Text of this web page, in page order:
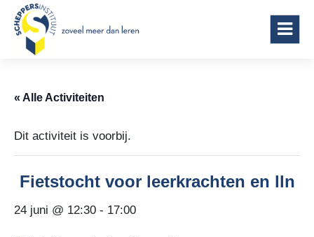
« Alle Activiteiten
Dit activiteit is voorbij.
Fietstocht voor leerkrachten en lln
24 juni @ 12:30 - 17:00